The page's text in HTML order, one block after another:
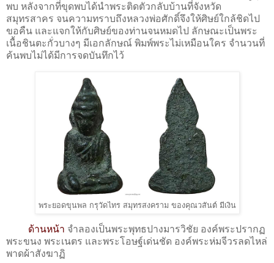
พบ หลังจากที่ขุดพบได้นำพระติดตัวกลับบ้านที่จังหวัด
สมุทรสาคร จนความทราบถึงหลวงพ่อศักดิ์จึงให้ศิษย์ใกล้ชิดไป
ขอคืน และแจกให้กับศิษย์ของท่านจนหมดไป ลักษณะเป็นพระ
เนื้อชินตะกั่วบางๆ มีเอกลักษณ์ พิมพ์พระไม่เหมือนใคร จำนวนที่
ค้นพบไม่ได้มีการจดบันทึกไว้
พระยอดขุนพล กรุวัดไทร สมุทรสงคราม ของคุณวสันต์ มีเงิน
ด้านหน้า จำลองเป็นพระพุทธปางมารวิชัย องค์พระปรากฏ
พระขนง พระเนตร และพระโอษฐ์เด่นชัด องค์พระห่มจีวรลดไหล่
พาดผ้าสังฆาฏิ